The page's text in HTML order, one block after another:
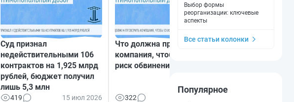
Суд признал
недействительными 106
контрактов на 1,925 млрд
рублей, бюджет получил
лишь 5,3 млн
419 15 июл 2026
Что должна проверить
компания, чтобы снизить
риск обвинения в картеле
322
Общие IP-
Выбор формы
реорганизации: ключевые
аспекты
Все статьи колонки
Популярное